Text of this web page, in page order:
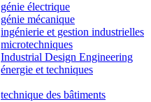
génie électrique
génie mécanique
ingénierie et gestion industrielles
microtechniques
Industrial Design Engineering
énergie et techniques
technique des bâtiments